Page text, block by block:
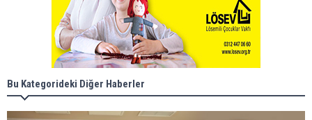
Bu Kategorideki Diğer Haberler